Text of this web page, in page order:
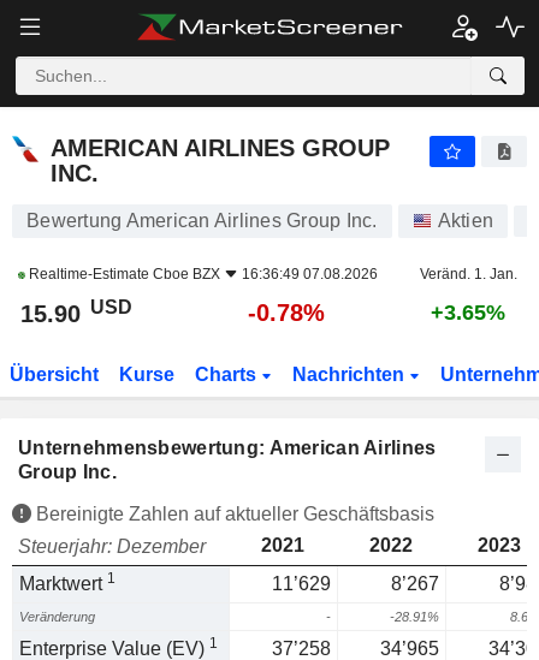
AMERICAN AIRLINES GROUP
INC.
Bewertung American Airlines Group Inc. Aktien
Realtime-Estimate Cboe BZX 16:36:49 07.08.2026 Veränd. 1. Jan.
15.90 USD -0.78% +3.65%
Übersicht Kurse Charts Nachrichten
Unternehmensbewertung: American Airlines
Group Inc.
Bereinigte Zahlen auf aktueller Geschäftsbasis
Steuerjahr: Dezember
2021 2022
2023
Marktwert 1 11’629 8’267
Veränderung - -28.91%
Enterprise Value (EV) 1 37’258 34’965